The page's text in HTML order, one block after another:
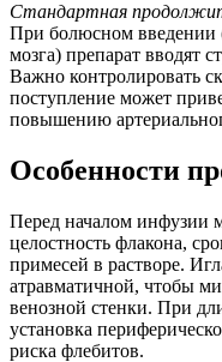
Стандартная
При болюсном введении
мозга) препарат вводят
Важно контролировать
поступление может
повышению
Особенности
Перед началом инфузии
целостность флакона,
примесей в растворе.
атравматичной, чтобы
венозной стенки. При
установка
риска флебитов.